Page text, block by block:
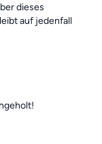
dieses
auf jedenfall